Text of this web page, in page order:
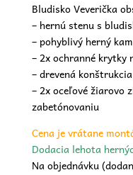
Bludisko Veverička
– hernú stenu s
– pohyblivý herný
– 2x ochranné krytky
– drevená
– 2x oceľové žiarovo
zabetónovaniu
Cena je vrátane
Dodacia lehota
Na objednávku